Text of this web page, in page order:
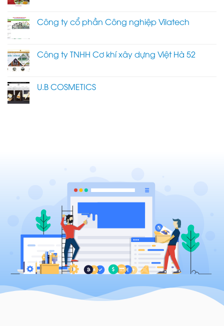
Công ty cổ phần Công nghiệp Vilatech
Công ty TNHH Cơ khí xây dựng Việt Hà 52
U.B COSMETICS